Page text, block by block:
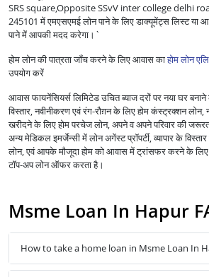
SRS square,Opposite SSvV inter college delhi
245101 में एमएसएमई लोन पाने के लिए डाक्यूमेंट्स लिस्ट
पाने में आपकी मदद करेगा।`
होम लोन की पात्रता जाँच करने के लिए आवास काहोम लोन
उपयोग करें
आवास फायनेंसियर्स लिमिटेड उचित ब्याज दरों पर नया घर
विस्तार, नवीनीकरण एवं रंग-रौग़न के लिए होम कंस्ट्रक्शन लोन,
खरीदने के लिए होम परचेज लोन, अपने व अपने परिवार की
अन्य मेडिकल इमर्जेन्सी में लोन अगेंस्ट प्रॉपर्टी, व्यापार के
लोन, एवं आपके मौजूदा होम को आवास में ट्रांसफर करने के
टॉप-अप लोन ऑफर करता है।
Msme Loan In Hapur
How to take a home loan in Msme Loan In